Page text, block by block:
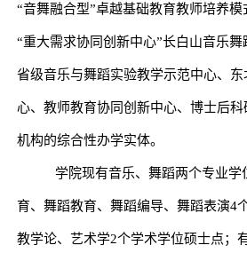
“音舞融合型”卓越基础教育教师培养
“重大需求协同创新中心”长白山音乐舞
省级音乐与舞蹈实验教学示范中心、
心、教师教育协同创新中心、博士后
机构的综合性办学实体。
学院现有音乐、舞蹈两个专业学
育、舞蹈教育、舞蹈编导、舞蹈表演4
教学论、艺术学2个学术学位硕士点；